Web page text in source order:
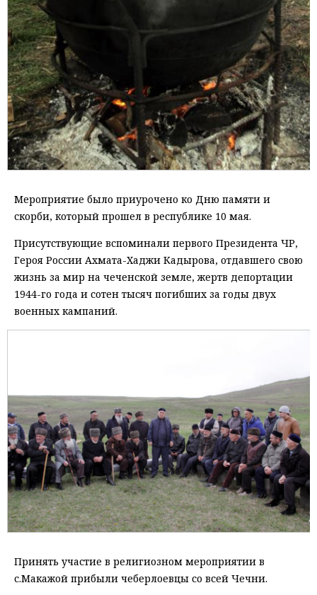
Мероприятие было приурочено ко Дню памяти и
скорби, который прошел в республике 10 мая.
Присутствующие вспоминали первого Президента ЧР,
Героя России Ахмата-Хаджи Кадырова, отдавшего свою
жизнь за мир на чеченской земле, жертв депортации
1944-го года и сотен тысяч погибших за годы двух
военных кампаний.
Принять участие в религиозном мероприятии в
с.Макажой прибыли чеберлоевцы со всей Чечни.